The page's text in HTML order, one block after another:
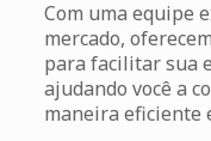
Com uma equipe
mercado,
para facilitar sua
ajudando você a
maneira eficiente